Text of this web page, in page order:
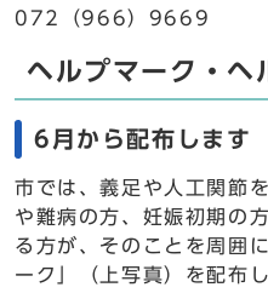
072（966）9669
ヘルプマーク・ヘ
6月から配布します
市では、義足や人工関節
や難病の方、妊娠初期の
る方が、そのことを周囲
ーク」（上写真）を配布